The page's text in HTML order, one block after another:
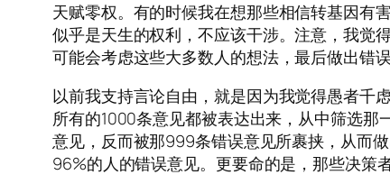
天赋零权。有的时候我在想那些相信转基因有
似乎是天生的权利，不应该干涉。注意，我觉
可能会考虑这些大多数人的想法，最后做出错
以前我支持言论自由，就是因为我觉得愚者千
所有的1000条意见都被表达出来，从中筛选
意见，反而被那999条错误意见所裹挟，从而
96%的人的错误意见。更要命的是，那些决策